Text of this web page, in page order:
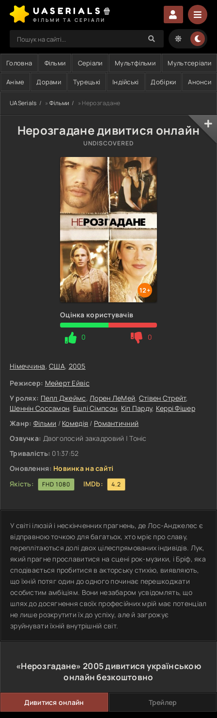
UASERIALS🍿
ФІЛЬМИ ТА СЕРІАЛИ
Головна Фільми Серіали Мультфільми Мультсеріали
Аніме Дорами Турецькі Індійські Добірки Анонси
UASerials » Фільми » Нерозгадане
Нерозгадане дивитися онлайн
UNDISCOVERED
12+
Оцінка користувачів
0 0
Німеччина,США, 2005
Режисер: Мейерт Ейвіс
У ролях: Пелл Джеймс,Лорен ЛеМей, Стівен Стрейт,
Шеннін Соссамон, Ешлі Сімпсон, Кіп Парду, Керрі Фішер
Жанр: Фільми / Комедія / Романтичний
Озвучка: Двоголосий закадровий | Тоніс
Тривалість: 01:37:52
Оновлення: Новинка на сайті
Якість:
FHD 1080 IMDb: 4.2
У світі ілюзій і нескінченних прагнень, де Лос-Анджелес є
відправною точкою для багатьох, хто мріє про славу,
переплітаються долі двох цілеспрямованих індивідів. Лук,
який прагне прославитися на сцені рок-музики, і Бріф, яка
сподівається пробитися в акторську стихію, виявляють,
що їхній потяг один до одного починає перешкоджати
особистим амбіціям. Вони незабаром усвідомлять, що
шлях до досягнення своїх професійних мрій має потенціал
не лише розкрутити їх до успіху, але й загрожує
зруйнувати їхній внутрішній світ.
«Нерозгадане» 2005дивитися українською
онлайн безкоштовно
Дивитися онлайн Трейлер